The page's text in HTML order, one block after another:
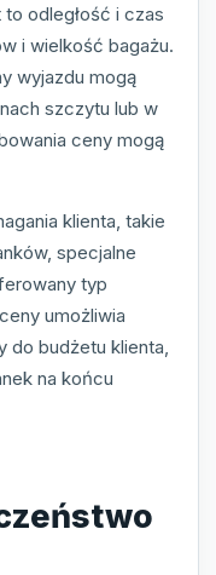
odległość i czas
i wielkość bagażu.
wyjazdu mogą
szczytu lub w
ceny mogą
klienta, takie
specjalne
typ
umożliwia
budżetu klienta,
na końcu